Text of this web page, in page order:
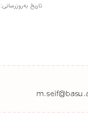
تاریخ به‌روزرسانی: 1405/05/15